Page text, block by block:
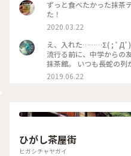
ずっと食べたかった抹茶
た！
2020.03.22
え、入れた………Σ( ; ﾟДﾟ)
流行る前に、中学からの
抹茶館。 いつも長蛇の
別の所に新しい店舗が出来たのかな？ ……
が、店の外に出たら列が
るのかな……？？ほうじ茶
2019.06.22
ひがし茶屋街
ヒガシチャヤガイ